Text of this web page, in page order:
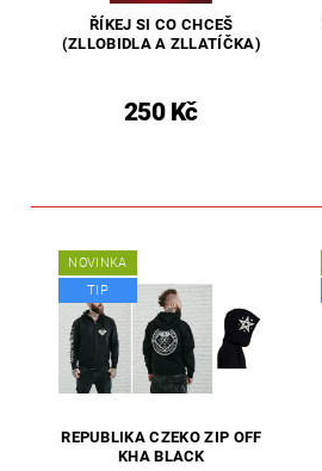
ŘÍKEJ SI CO CHCEŠ
(ZLLOBIDLA A ZLLATÍČKA)
250 Kč
NOVINKA
TIP
REPUBLIKA CZEKO ZIP OFF
KHA BLACK